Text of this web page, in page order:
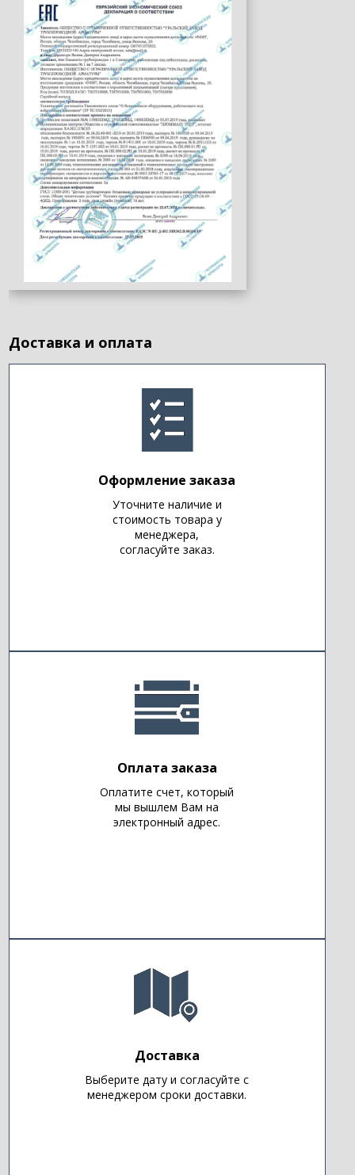
Доставка и оплата
Оформление заказа
Уточните наличие и
стоимость товара у
менеджера,
согласуйте заказ.
Оплата заказа
Оплатите счет, который
мы вышлем Вам на
электронный адрес.
Доставка
Выберите дату и согласуйте с
менеджером сроки доставки.